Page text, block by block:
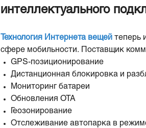
интеллектуального
Технология Интернета вещей теперь
сфере мобильности. Поставщик
GPS-позиционирование
Дистанционная блокировка и
Мониторинг батареи
Обновления OTA
Геозонирование
Отслеживание автопарка в